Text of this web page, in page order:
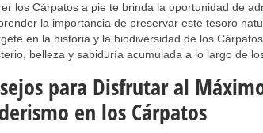
los Cárpatos a pie te brinda la oportunidad de
la importancia de preservar este tesoro
en la historia y la biodiversidad de los
belleza y sabiduría acumulada a lo largo de
para Disfrutar al
en los Cárpatos